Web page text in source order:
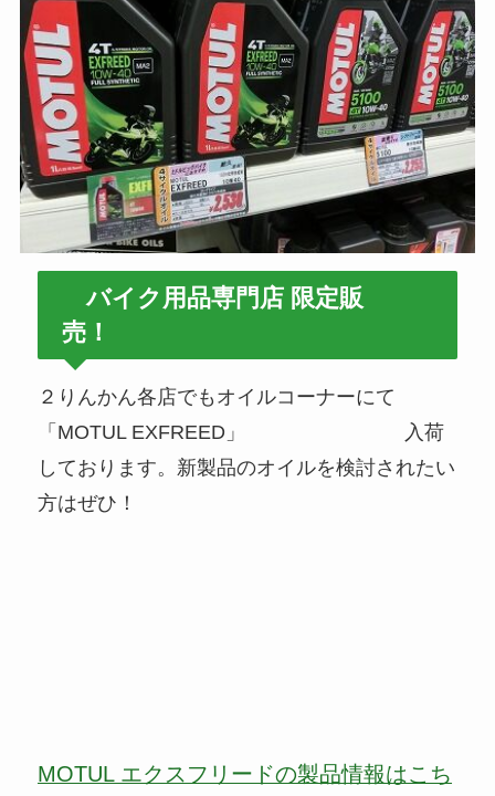
バイク用品専門店 限定販
売！
２りんかん各店でもオイルコーナーにて
「MOTUL EXFREED」 入荷
しております。新製品のオイルを検討されたい
方はぜひ！
MOTUL エクスフリードの製品情報はこち